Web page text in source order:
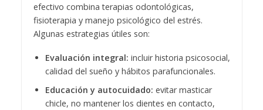
efectivo combina terapias odontológicas,
fisioterapia y manejo psicológico del estrés.
Algunas estrategias útiles son:
Evaluación integral: incluir historia psicosocial,
calidad del sueño y hábitos parafuncionales.
Educación y autocuidado: evitar masticar
chicle, no mantener los dientes en contacto,